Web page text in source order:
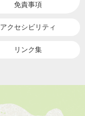
免責事項
アクセシビリティ
リンク集